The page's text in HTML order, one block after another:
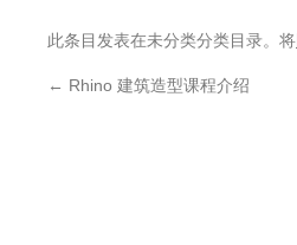
此条目发表在未分类分类目录。将
← Rhino 建筑造型课程介绍